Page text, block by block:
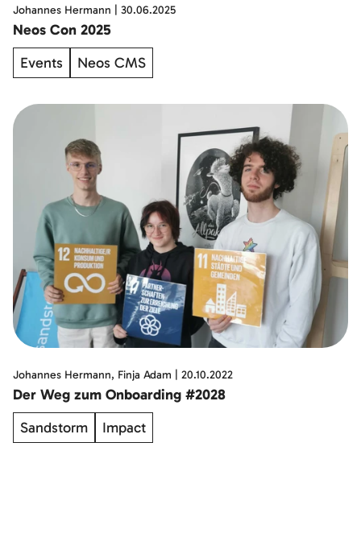
Johannes Hermann 30.06.2025
Neos Con 2025
Events
Neos CMS
Johannes Hermann, Finja Adam 20.10.2022
Der Weg zum Onboarding #2028
Sandstorm
Impact